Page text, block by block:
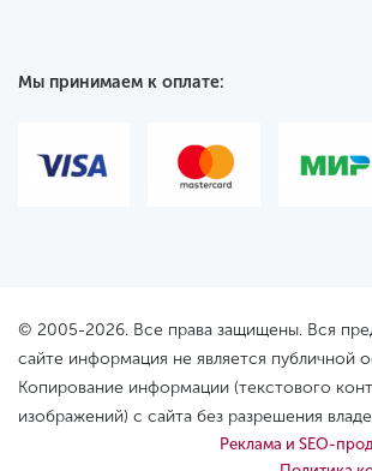
Мы принимаем к оплате:
© 2005-2026. Все права защищены. Вся
сайте информация не является публичной
Копирование информации (текстового
изображений) с сайта без разрешения
Реклама и SEO-